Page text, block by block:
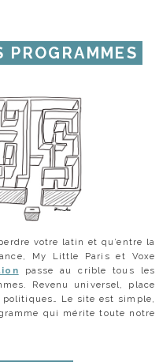
PROGRAMMES
votre latin et qu’entre la
My Little Paris et Voxe
passe au crible tous les
Revenu universel, place
Le site est simple,
qui mérite toute notre